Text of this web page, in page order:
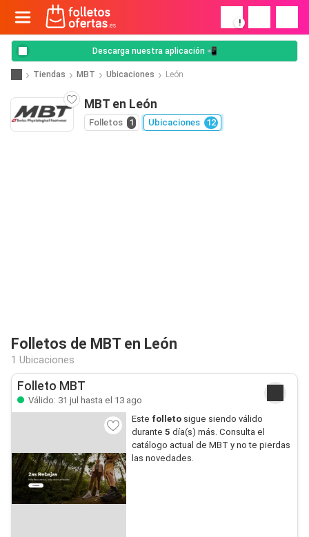
!
Descarga nuestra aplicación 📲
Tiendas MBT Ubicaciones León
MBT en León
Folletos 1 Ubicaciones 12
Folletos de MBT en León
1 Ubicaciones
Folleto MBT
Válido: 31 jul hasta el 13 ago
Este folletosigue siendo válido
durante 5 día(s) más. Consulta el
catálogo actual de MBT y no te pierdas
las novedades.